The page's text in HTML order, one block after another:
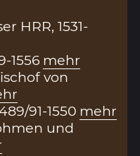
HRR, 1531-
1556 mehr
von
91-1550 mehr
und